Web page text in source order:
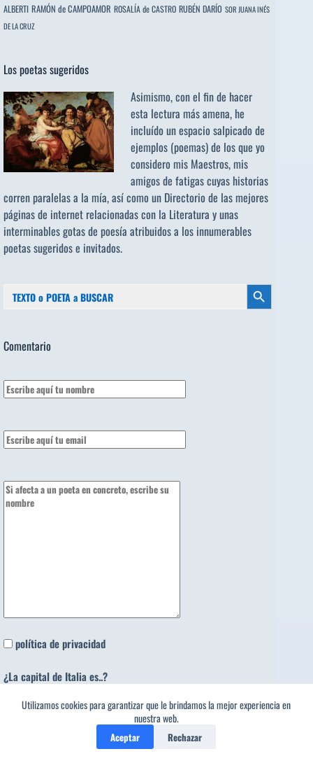
Utilizamos cookies para garantizar que le brindamos la mejor experiencia en
nuestra web.
Aceptar Rechazar
ALBERTI RAMÓN de CAMPOAMOR ROSALÍA de CASTRO RUBÉN DARÍO SOR JUANA INÉS
DE LA CRUZ
Los poetas sugeridos
Asimismo, con el fin de hacer
esta lectura más amena, he
incluído un espacio salpicado de
ejemplos (poemas) de los que yo
considero mis Maestros, mis
amigos de fatigas cuyas historias
corren paralelas a la mía, así como un Directorio de las mejores
páginas de internet relacionadas con la Literatura y unas
interminables gotas de poesía atribuidos a los innumerables
poetas sugeridose invitados.
Botón de búsqueda
Comentario
política de privacidad
¿La capital de Italia es..?